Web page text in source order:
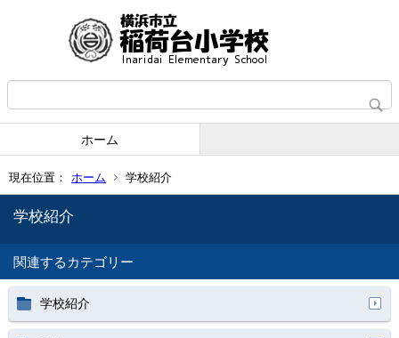
ホーム
現在位置： ホーム 学校紹介
学校紹介
関連するカテゴリー
学校紹介